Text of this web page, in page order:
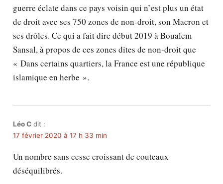
guerre éclate dans ce pays voisin qui n’est plus un état
de droit avec ses 750 zones de non-droit, son Macron et
ses drôles. Ce qui a fait dire début 2019 à Boualem
Sansal, à propos de ces zones dites de non-droit que
« Dans certains quartiers, la France est une république
islamique en herbe ».
Léo C dit :
17 février 2020 à 17 h 33 min
Un nombre sans cesse croissant de couteaux
déséquilibrés.